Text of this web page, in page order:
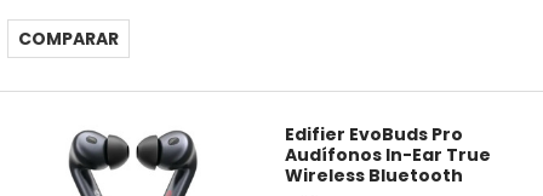
COMPARAR
Edifier EvoBuds Pro
Audífonos In-Ear True
Wireless Bluetooth